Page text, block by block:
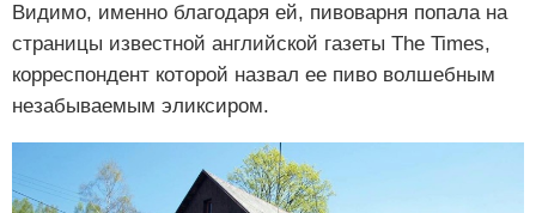
Видимо, именно благодаря ей, пивоварня попала на
страницы известной английской газеты The Times,
корреспондент которой назвал ее пиво волшебным
незабываемым эликсиром.